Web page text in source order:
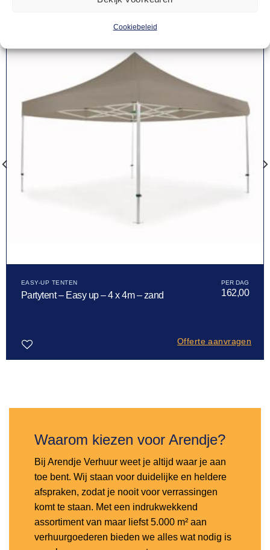
Cookiebeleid
EASY-UP TENTEN
Partytent – Easy up – 4 x 4m – zand 162,00
Offerte aanvragen
Waarom kiezen voor Arendje?
Bij Arendje Verhuur weet je altijd waar je aan
toe bent. Wij staan voor duidelijke en heldere
afspraken, zodat je nooit voor verrassingen
komt te staan. Met een indrukwekkend
assortiment van maar liefst 5.000 m² aan
verhuurgoederen bieden we alles wat nodig is